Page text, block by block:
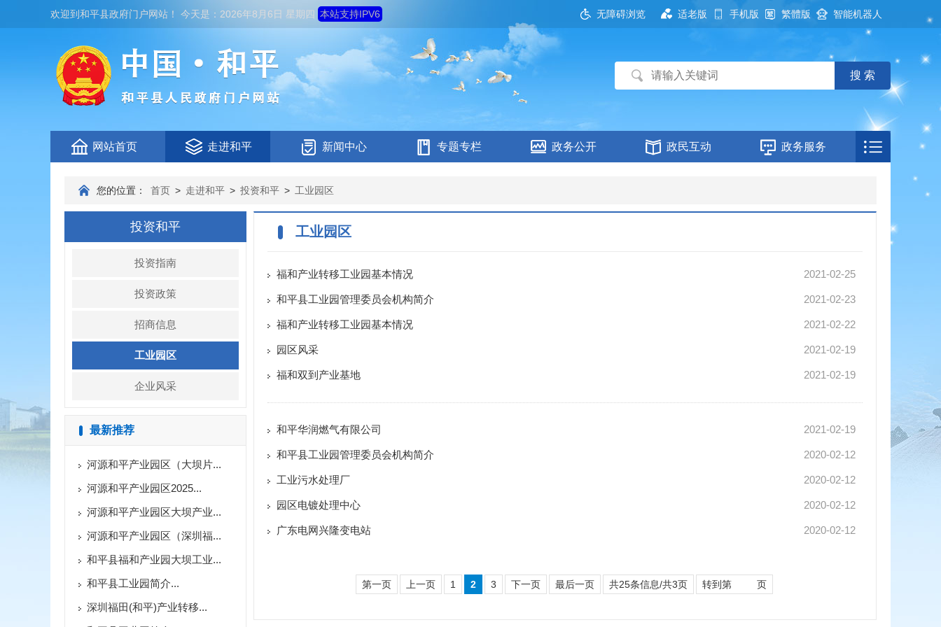
欢迎到和平县政府门户网站 ！ 今天是： 2026年8月6日 星期四 本站支持IPV6 无障碍浏览 适老版 手机版 繁體版 智能机器人
网站首页 走进和平 新闻中心 专题专栏 政务公开 政民互动 政务服务
您的位置： 首页 > 走进和平 > 投资和平 > 工业园区
投资和平
投资指南
投资政策
招商信息
工业园区
企业风采
最新推荐
河源和平产业园区（大坝片...
河源和平产业园区2025...
河源和平产业园区大坝产业...
河源和平产业园区（深圳福...
和平县福和产业园大坝工业...
和平县工业园简介...
深圳福田(和平)产业转移...
工业园区
2021-02-25
福和产业转移工业园基本情况
2021-02-23
和平县工业园管理委员会机构简介
2021-02-22
福和产业转移工业园基本情况
2021-02-19
园区风采
2021-02-19
福和双到产业基地
2021-02-19
和平华润燃气有限公司
2020-02-12
和平县工业园管理委员会机构简介
2020-02-12
工业污水处理厂
2020-02-12
园区电镀处理中心
2020-02-12
广东电网兴隆变电站
第一页 上一页 1 2 3 下一页 最后一页 共25条信息/共3页 转到第 页